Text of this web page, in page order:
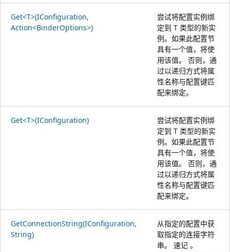
Get<T>(IConfiguration,
Action<BinderOptions>)
尝试将配置实例绑
定到 T 类型的新实
例。如果此配置节
具有一个值，将使
用该值。 否则，通
过以递归方式将属
性名称与配置键匹
配来绑定。
Get<T>(IConfiguration)
尝试将配置实例绑
定到 T 类型的新实
例。如果此配置节
具有一个值，将使
用该值。 否则，通
过以递归方式将属
性名称与配置键匹
配来绑定。
GetConnectionString(IConfiguration,
String)
从指定的配置中获
取指定的连接字符
串。 速记 。